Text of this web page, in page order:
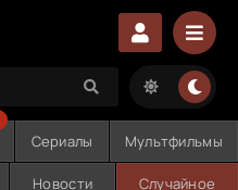
Сериалы Мультфильмы
Новости Случайное